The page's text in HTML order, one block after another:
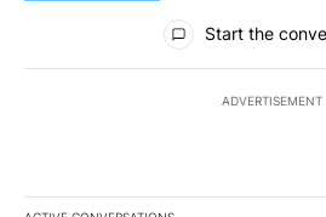
All Comments
Start the
ADVERTISEMENT